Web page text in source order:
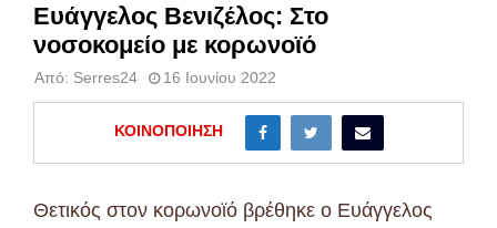
Ευάγγελος Βενιζέλος: Στο
νοσοκομείο με κορωνοϊό
Από: Serres24 16 Ιουνίου 2022
ΚΟΙΝΟΠΟΊΗΣΗ
Θετικός στον κορωνοϊό βρέθηκε ο Ευάγγελος